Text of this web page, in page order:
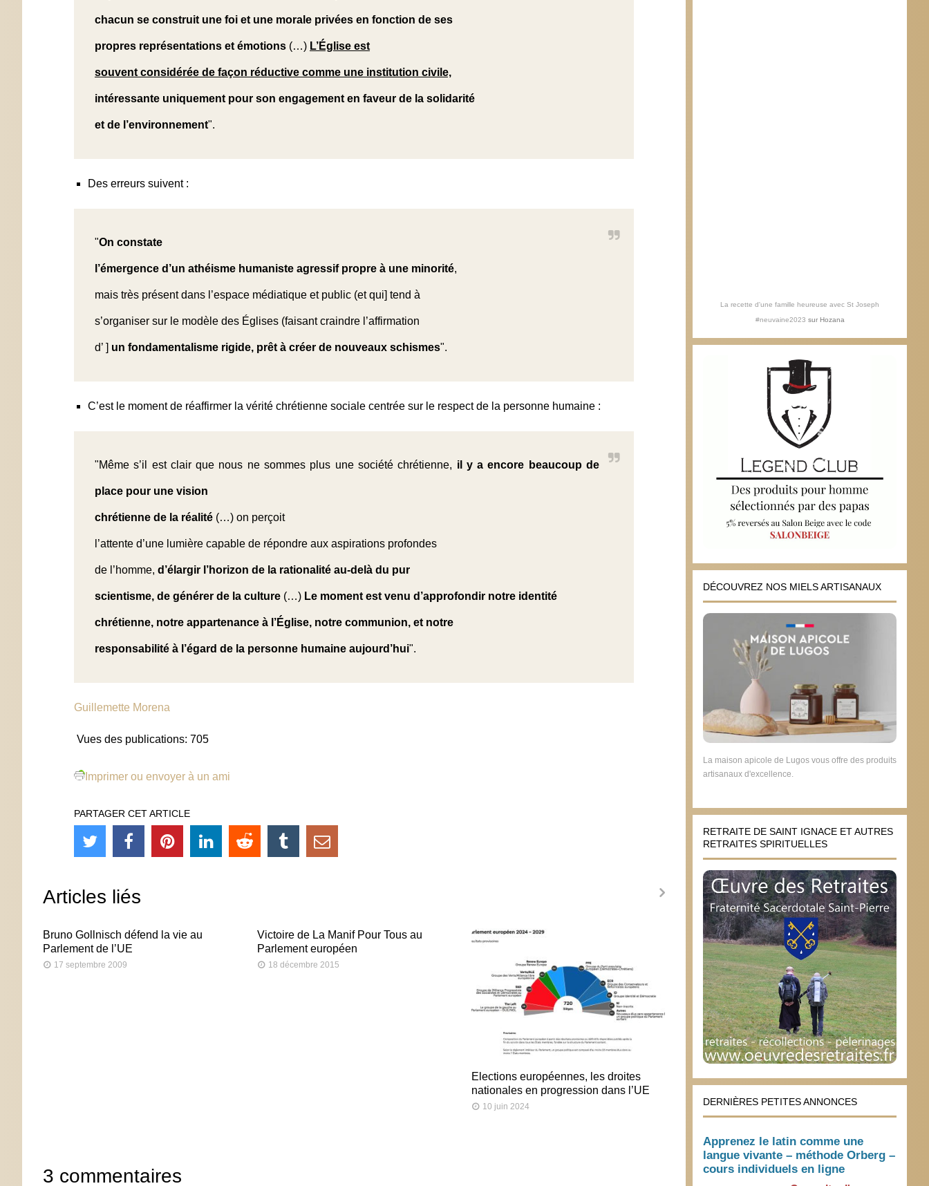
chacun se construit une foi et une morale privées en fonction de ses
propres représentations et émotions (…) L’Église est
souvent considérée de façon réductive comme une institution civile,
intéressante uniquement pour son engagement en faveur de la solidarité
et de l’environnement".
Des erreurs suivent :
"On constate
l’émergence d’un athéisme humaniste agressif propre à une minorité,
mais très présent dans l’espace médiatique et public (et qui] tend à
s’organiser sur le modèle des Églises (faisant craindre l’affirmation
d’ ] un fondamentalisme rigide, prêt à créer de nouveaux schismes".
C’est le moment de réaffirmer la vérité chrétienne sociale centrée sur le respect de la personne humaine :
"Même s’il est clair que nous ne sommes plus une société chrétienne, il y a encore beaucoup de
place pour une vision
chrétienne de la réalité (…) on perçoit
l’attente d’une lumière capable de répondre aux aspirations profondes
de l’homme, d’élargir l’horizon de la rationalité au-delà du pur
scientisme, de générer de la culture (…) Le moment est venu d’approfondir notre identité
chrétienne, notre appartenance à l’Église, notre communion, et notre
responsabilité à l’égard de la personne humaine aujourd’hui".
Guillemette Morena
Vues des publications: 705
Imprimer ou envoyer à un ami
PARTAGER CET ARTICLE
Articles liés
Bruno Gollnisch défend la vie au
Parlement de l’UE
17 septembre 2009
Victoire de La Manif Pour Tous au
Parlement européen
18 décembre 2015
Elections européennes, les droites
nationales en progression dans l’UE
10 juin 2024
La tour de Babel
9 juin 2008
la
3 commentaires
La recette d'une famille heureuse avec St Joseph
#neuvaine2023 sur Hozana
DÉCOUVREZ NOS MIELS ARTISANAUX
La maison apicole de Lugos vous offre des produits
artisanaux d'excellence.
RETRAITE DE SAINT IGNACE ET AUTRES
RETRAITES SPIRITUELLES
DERNIÈRES PETITES ANNONCES
Apprenez le latin comme une
langue vivante – méthode Orberg –
cours individuels en ligne